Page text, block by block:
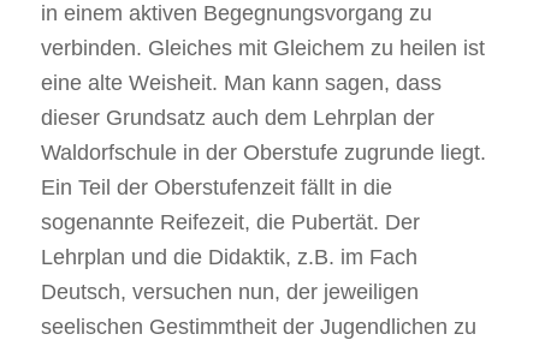
in einem aktiven Begegnungsvorgang zu
verbinden. Gleiches mit Gleichem zu heilen ist
eine alte Weisheit. Man kann sagen, dass
dieser Grundsatz auch dem Lehrplan der
Waldorfschule in der Oberstufe zugrunde liegt.
Ein Teil der Oberstufenzeit fällt in die
sogenannte Reifezeit, die Pubertät. Der
Lehrplan und die Didaktik, z.B. im Fach
Deutsch, versuchen nun, der jeweiligen
seelischen Gestimmtheit der Jugendlichen zu